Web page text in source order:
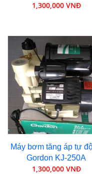
1,300,000 VNĐ
Máy bơm tăng áp tự
Gordon KJ-250A
1,300,000 VNĐ